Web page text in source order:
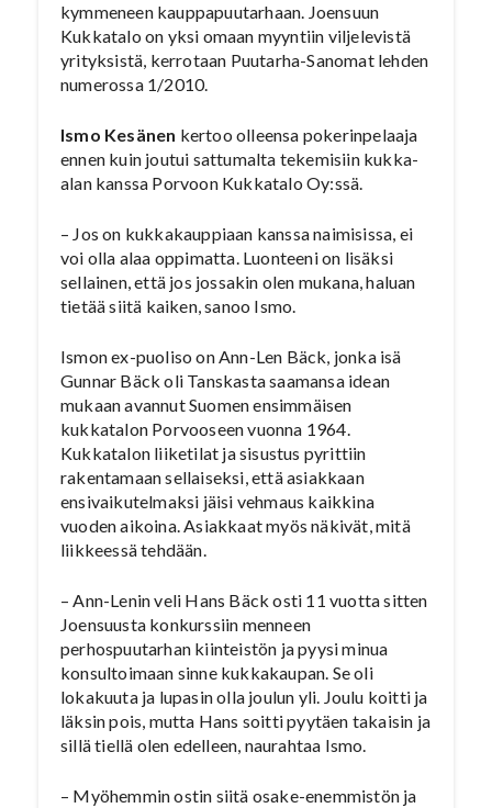
kymmeneen kauppapuutarhaan. Joensuun
Kukkatalo on yksi omaan myyntiin viljelevistä
yrityksistä, kerrotaan Puutarha-Sanomat lehden
numerossa 1/2010.
Ismo Kesänen kertoo olleensa pokerinpelaaja
ennen kuin joutui sattumalta tekemisiin kukka-
alan kanssa Porvoon Kukkatalo Oy:ssä.
– Jos on kukkakauppiaan kanssa naimisissa, ei
voi olla alaa oppimatta. Luonteeni on lisäksi
sellainen, että jos jossakin olen mukana, haluan
tietää siitä kaiken, sanoo Ismo.
Ismon ex-puoliso on Ann-Len Bäck, jonka isä
Gunnar Bäck oli Tanskasta saamansa idean
mukaan avannut Suomen ensimmäisen
kukkatalon Porvooseen vuonna 1964.
Kukkatalon liiketilat ja sisustus pyrittiin
rakentamaan sellaiseksi, että asiakkaan
ensivaikutelmaksi jäisi vehmaus kaikkina
vuoden aikoina. Asiakkaat myös näkivät, mitä
liikkeessä tehdään.
– Ann-Lenin veli Hans Bäck osti 11 vuotta sitten
Joensuusta konkurssiin menneen
perhospuutarhan kiinteistön ja pyysi minua
konsultoimaan sinne kukkakaupan. Se oli
lokakuuta ja lupasin olla joulun yli. Joulu koitti ja
läksin pois, mutta Hans soitti pyytäen takaisin ja
sillä tiellä olen edelleen, naurahtaa Ismo.
– Myöhemmin ostin siitä osake-enemmistön ja